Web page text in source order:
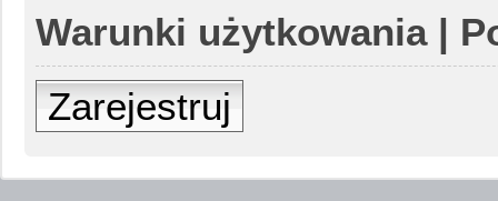
Warunki użytkowania|
Zarejestruj
Copyright ©